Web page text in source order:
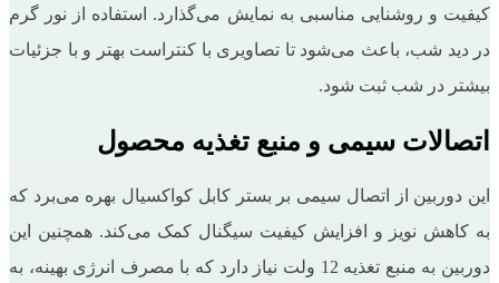
کیفیت و روشنایی مناسبی به نمایش می‌گذارد. استفاده از نور گرم
در دید شب، باعث می‌شود تا تصاویری با کنتراست بهتر و با جزئیات
بیشتر در شب ثبت شود.
اتصالات سیمی و منبع تغذیه محصول
این دوربین از اتصال سیمی بر بستر کابل کواکسیال بهره می‌برد که
به کاهش نویز و افزایش کیفیت سیگنال کمک می‌کند. همچنین این
دوربین به منبع تغذیه 12 ولت نیاز دارد که با مصرف انرژی بهینه، به